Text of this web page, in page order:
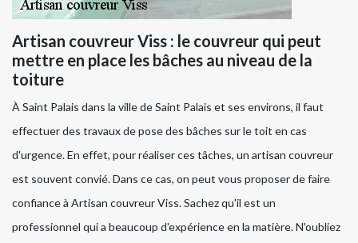
Artisan couvreur Viss : le couvreur qui peut
mettre en place les bâches au niveau de la
toiture
À Saint Palais dans la ville de Saint Palais et ses environs, il faut
effectuer des travaux de pose des bâches sur le toit en cas
d'urgence. En effet, pour réaliser ces tâches, un artisan couvreur
est souvent convié. Dans ce cas, on peut vous proposer de faire
confiance à Artisan couvreur Viss. Sachez qu'il est un
professionnel qui a beaucoup d'expérience en la matière. N'oubliez